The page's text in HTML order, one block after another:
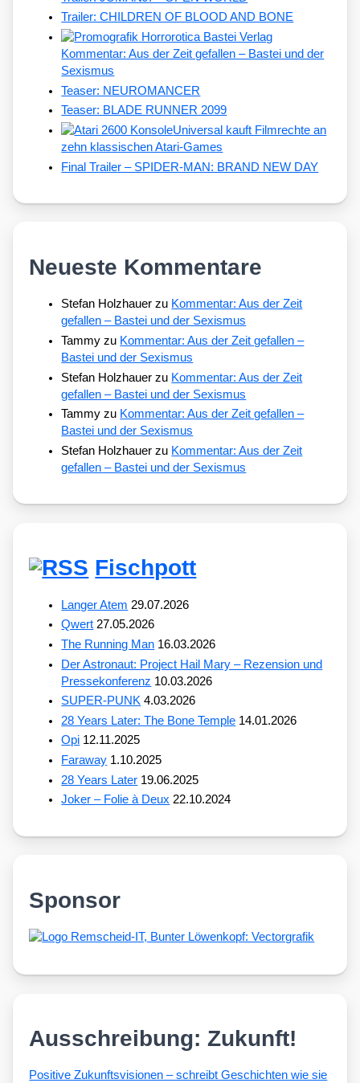
Trailer: CHILDREN OF BLOOD AND BONE
Kommentar: Aus der Zeit gefallen – Bastei und der
Sexismus
Teaser: NEUROMANCER
Teaser: BLADE RUNNER 2099
Universal kauft Filmrechte an
zehn klassischen Atari-Games
Final Trailer – SPIDER-MAN: BRAND NEW DAY
Neueste Kommentare
Stefan Holzhauer zu Kommentar: Aus der Zeit
gefallen – Bastei und der Sexismus
Tammy zu Kommentar: Aus der Zeit gefallen –
Bastei und der Sexismus
Stefan Holzhauer zu Kommentar: Aus der Zeit
gefallen – Bastei und der Sexismus
Tammy zu Kommentar: Aus der Zeit gefallen –
Bastei und der Sexismus
Stefan Holzhauer zu Kommentar: Aus der Zeit
gefallen – Bastei und der Sexismus
Fischpott
Langer Atem 29.07.2026
Qwert 27.05.2026
The Running Man 16.03.2026
Der Astronaut: Project Hail Mary – Rezension und
Pressekonferenz 10.03.2026
SUPER-PUNK 4.03.2026
28 Years Later: The Bone Temple 14.01.2026
Opi 12.11.2025
Faraway 1.10.2025
28 Years Later 19.06.2025
Joker – Folie à Deux 22.10.2024
Sponsor
Ausschreibung: Zukunft!
Posi­ti­ve Zukunfts­vi­sio­nen – schreibt Geschich­ten wie sie